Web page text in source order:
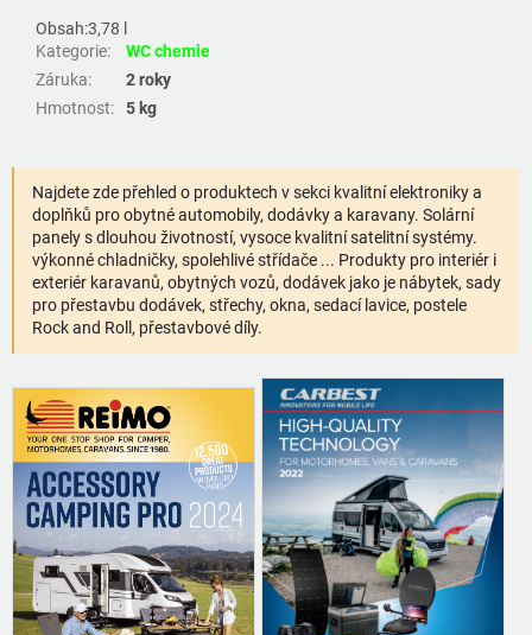
Obsah:3,78 l
Kategorie:
WC chemie
Záruka:
2 roky
Hmotnost: 5 kg
Najdete zde přehled o produktech v sekci kvalitní elektroniky a
doplňků pro obytné automobily, dodávky a karavany. Solární
panely s dlouhou životností, vysoce kvalitní satelitní systémy.
výkonné chladničky, spolehlivé střídače ... Produkty pro interiér i
exteriér karavanů, obytných vozů, dodávek jako je nábytek, sady
pro přestavbu dodávek, střechy, okna, sedací lavice, postele
Rock and Roll, přestavbové díly.